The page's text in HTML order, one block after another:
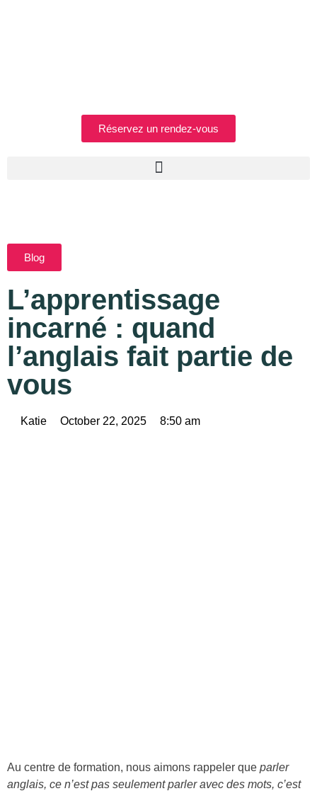
Réservez un rendez-vous
Blog
L’apprentissage
incarné : quand
l’anglais fait partie de
vous
Katie October 22, 2025 8:50 am
Au centre de formation, nous aimons rappeler que parler
anglais, ce n’est pas seulement parler avec des mots, c’est